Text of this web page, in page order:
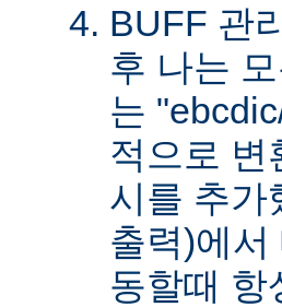
BUFF 관
후 나는
는
적으로 변
시를 추가
출력)에
동할때